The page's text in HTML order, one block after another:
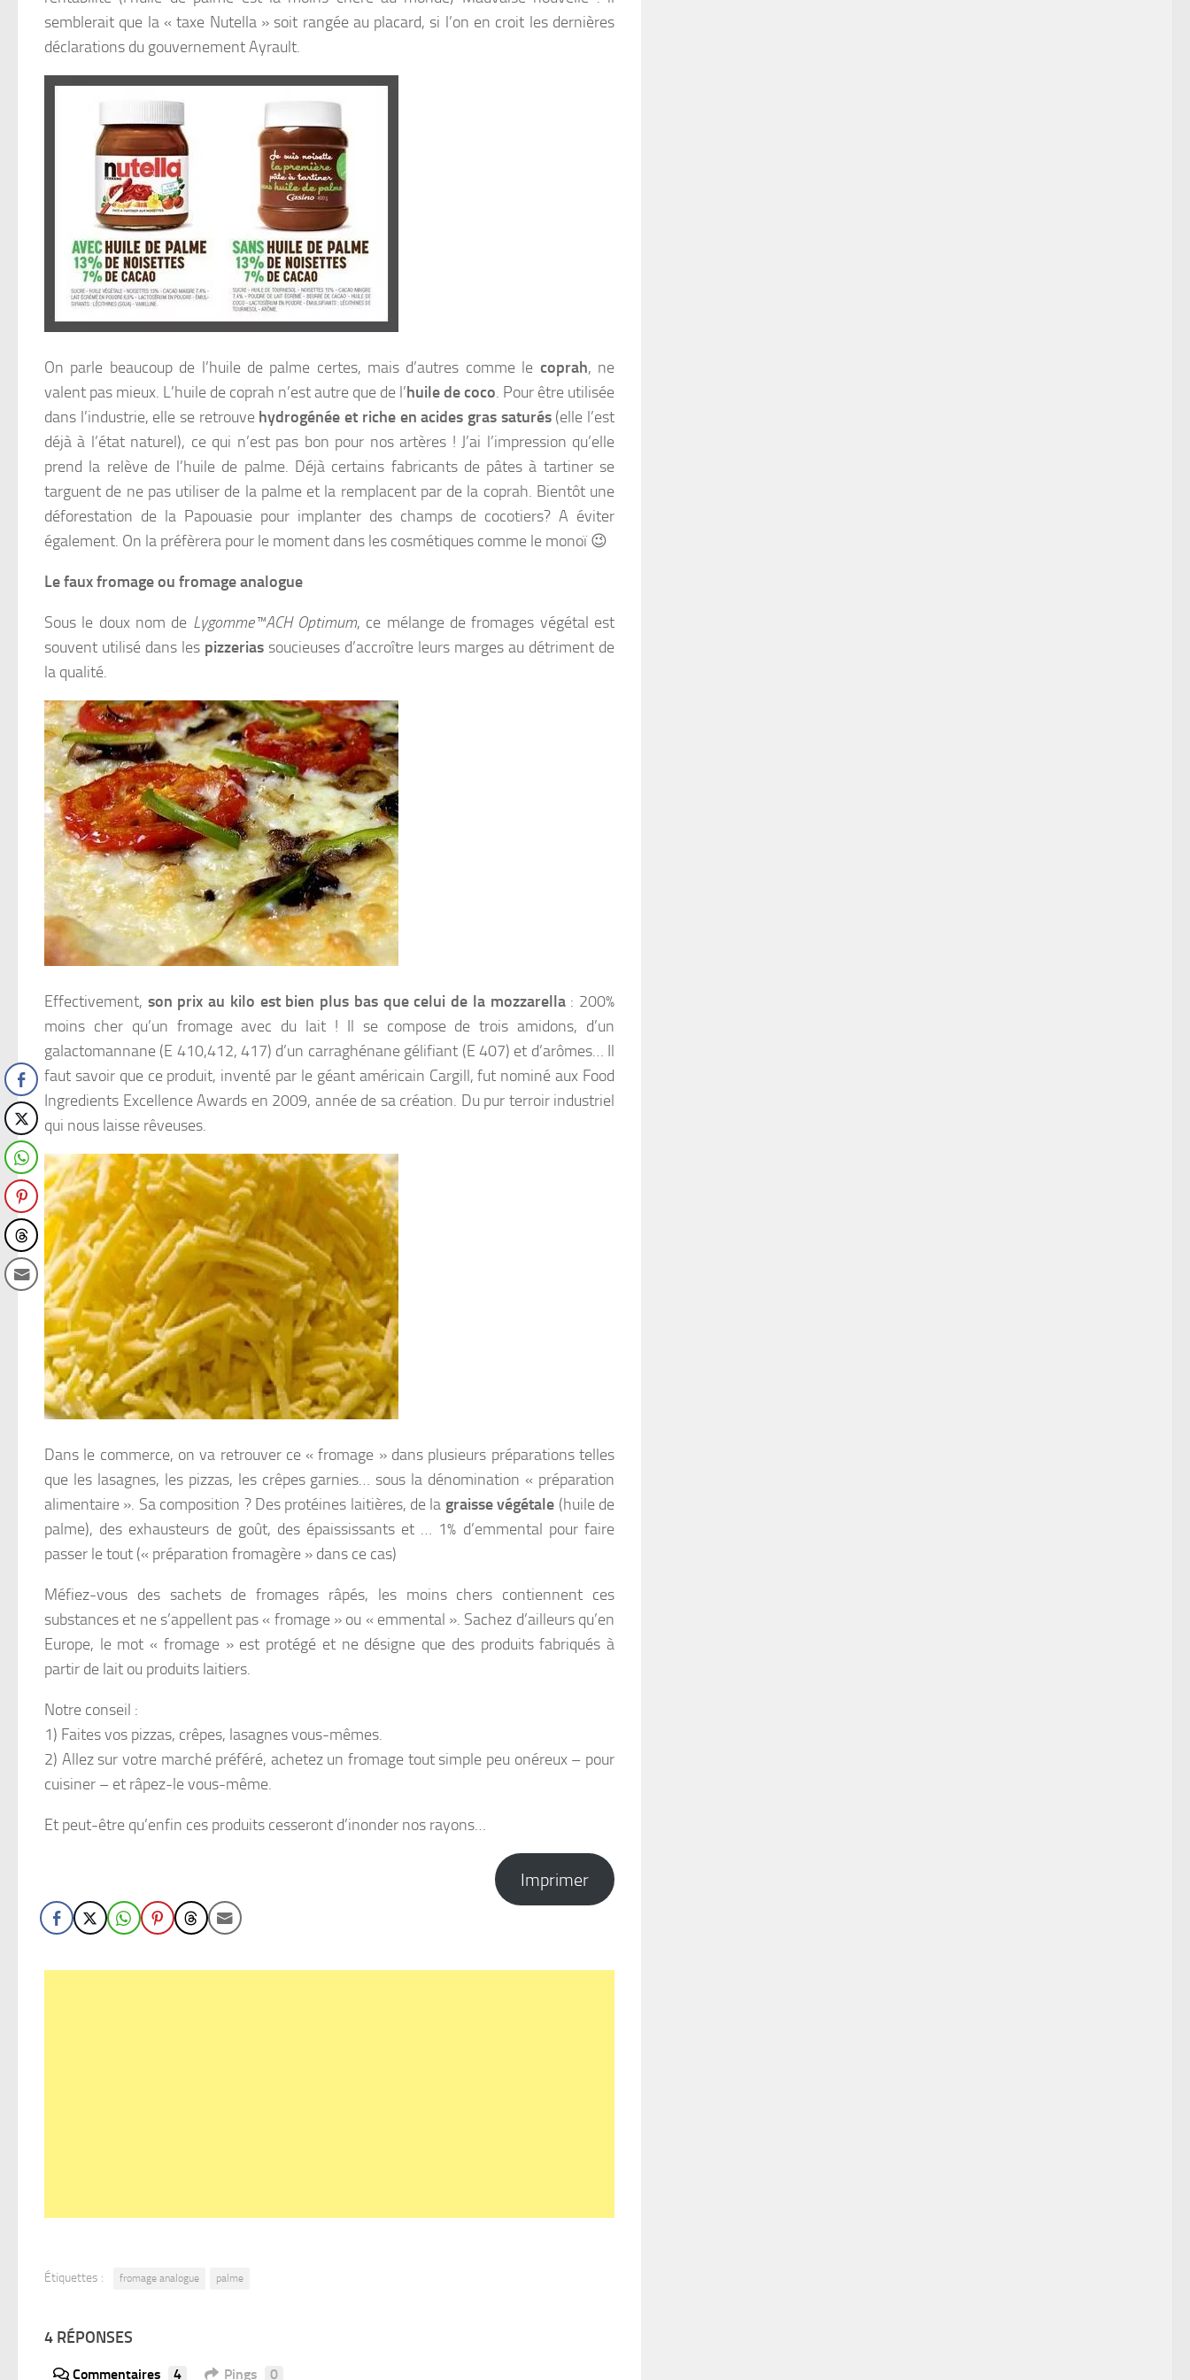
semblerait que la « taxe Nutella » soit rangée au placard, si l’on en croit les dernières
déclarations du gouvernement Ayrault.
On parle beaucoup de l’huile de palme certes, mais d’autres comme le coprah, ne
valent pas mieux. L’huile de coprah n’est autre que de l’huile de coco. Pour être utilisée
dans l’industrie, elle se retrouve hydrogénée et riche en acides gras saturés(elle l’est
déjà à l’état naturel), ce qui n’est pas bon pour nos artères ! J’ai l’impression qu’elle
prend la relève de l’huile de palme. Déjà certains fabricants de pâtes à tartiner se
targuent de ne pas utiliser de la palme et la remplacent par de la coprah. Bientôt une
déforestation de la Papouasie pour implanter des champs de cocotiers? A éviter
également. On la préfèrera pour le moment dans les cosmétiques comme le monoï 😉
Le faux fromage ou fromage analogue
Sous le doux nom de Lygomme™ACH Optimum, ce mélange de fromages végétal est
souvent utilisé dans les pizzerias soucieuses d’accroître leurs marges au détriment de
la qualité.
Effectivement, son prix au kilo est bien plus bas que celui de la mozzarella: 200%
moins cher qu’un fromage avec du lait ! Il se compose de trois amidons, d’un
galactomannane (E 410,412, 417) d’un carraghénane gélifiant (E 407) et d’arômes… Il
faut savoir que ce produit, inventé par le géant américain Cargill, fut nominé aux Food
Ingredients Excellence Awards en 2009, année de sa création. Du pur terroir industriel
qui nous laisse rêveuses.
Dans le commerce, on va retrouver ce « fromage » dans plusieurs préparations telles
que les lasagnes, les pizzas, les crêpes garnies… sous la dénomination « préparation
alimentaire ». Sa composition ? Des protéines laitières, de la graisse végétale (huile de
palme), des exhausteurs de goût, des épaississants et … 1% d’emmental pour faire
passer le tout (« préparation fromagère » dans ce cas)
Méfiez-vous des sachets de fromages râpés, les moins chers contiennent ces
substances et ne s’appellent pas « fromage » ou « emmental ». Sachez d’ailleurs qu’en
Europe, le mot « fromage » est protégé et ne désigne que des produits fabriqués à
partir de lait ou produits laitiers.
Notre conseil :
1) Faites vos pizzas, crêpes, lasagnes vous-mêmes.
2) Allez sur votre marché préféré, achetez un fromage tout simple peu onéreux – pour
cuisiner – et râpez-le vous-même.
Et peut-être qu’enfin ces produits cesseront d’inonder nos rayons…
Imprimer
Étiquettes : fromage analogue palme
4 RÉPONSES
Commentaires 4 Pings 0